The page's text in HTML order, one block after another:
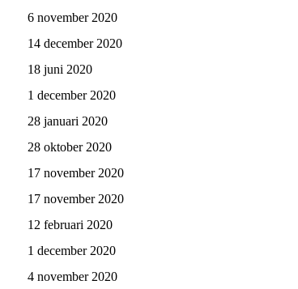
6 november 2020
14 december 2020
18 juni 2020
1 december 2020
28 januari 2020
28 oktober 2020
17 november 2020
17 november 2020
12 februari 2020
1 december 2020
4 november 2020